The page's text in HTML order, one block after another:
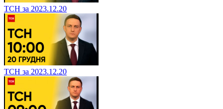
ТСН за 2023.12.20
ТСН за 2023.12.20